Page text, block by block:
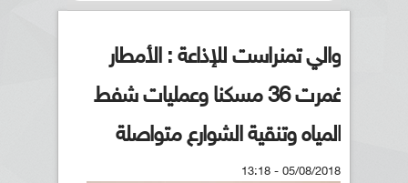
والي تمنراست للإذاعة : الأمطار
غمرت 36 مسكنا وعمليات شفط
المياه وتنقية الشوارع متواصلة
05/08/2018 - 13:18